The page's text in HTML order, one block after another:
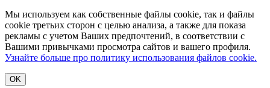
Мы используем как собственные файлы cookie, так и файлы
cookie третьих сторон с целью анализа, а также для показа
рекламы с учетом Ваших предпочтений, в соответствии с
Вашими привычками просмотра сайтов и вашего профиля.
Узнайте больше про политику использования файлов cookie.
ОK